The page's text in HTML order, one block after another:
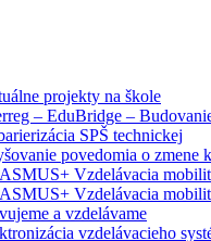
projekty na škole
– EduBridge –
SPŠ technickej
povedomia o
Vzdelávacia
Vzdelávacia
a vzdelávame
vzdelávacieho